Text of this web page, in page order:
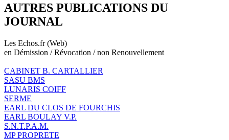
AUTRES PUBLICATIONS DU
JOURNAL
Les Echos.fr (Web)
en Démission / Révocation / non Renouvellement
CABINET B. CARTALLIER
SASU BMS
LUNARIS COIFF
SERME
EARL DU CLOS DE FOURCHIS
EARL BOULAY V.P.
S.N.T.P.A.M.
MP PROPRETE